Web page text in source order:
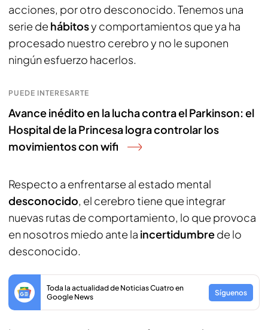
acciones, por otro desconocido. Tenemos una
serie de hábitosy comportamientos que ya ha
procesado nuestro cerebro y no le suponen
ningún esfuerzo hacerlos.
PUEDE INTERESARTE
Avance inédito en la lucha contra el Parkinson: el
Hospital de la Princesa logra controlar los
movimientos con wifi
Respecto a enfrentarse al estado mental
desconocido, el cerebro tiene que integrar
nuevas rutas de comportamiento, lo que provoca
en nosotros miedo ante la incertidumbrede lo
desconocido.
Toda la actualidad de Noticias Cuatro en
Google News
Síguenos